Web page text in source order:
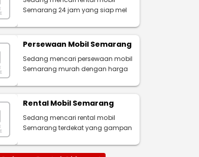
Semarang 24 jam yang siap mel
Persewaan Mobil Semarang
Sedang mencari persewaan mobil
Semarang murah dengan harga
Rental Mobil Semarang
Sedang mencari rental mobil
Semarang terdekat yang gampan